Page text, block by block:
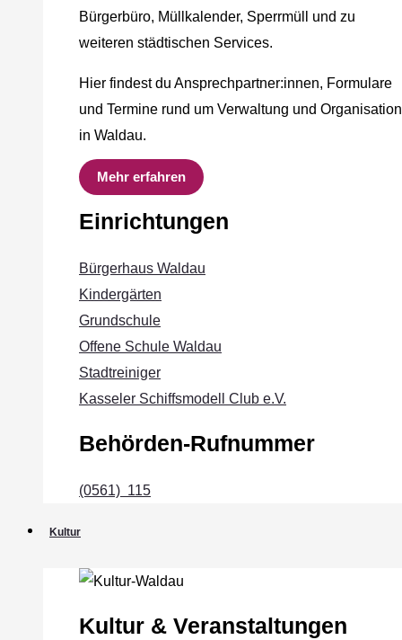
Bürgerbüro, Müllkalender, Sperrmüll und zu
weiteren städtischen Services.
Hier findest du Ansprechpartner:innen, Formulare
und Termine rund um Verwaltung und Organisation
in Waldau.
Mehr erfahren
Einrichtungen
Bürgerhaus Waldau
Kindergärten
Grundschule
Offene Schule Waldau
Stadtreiniger
Kasseler Schiffsmodell Club e.V.
Behörden-Rufnummer
(0561) 115
Kultur
Kultur & Veranstaltungen